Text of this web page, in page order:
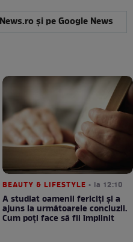
și pe Google News
BEAUTY & LIFESTYLE • la 12:10
A studiat oamenii fericiți și a
ajuns la următoarele concluzii.
Cum poți face să fii împlinit